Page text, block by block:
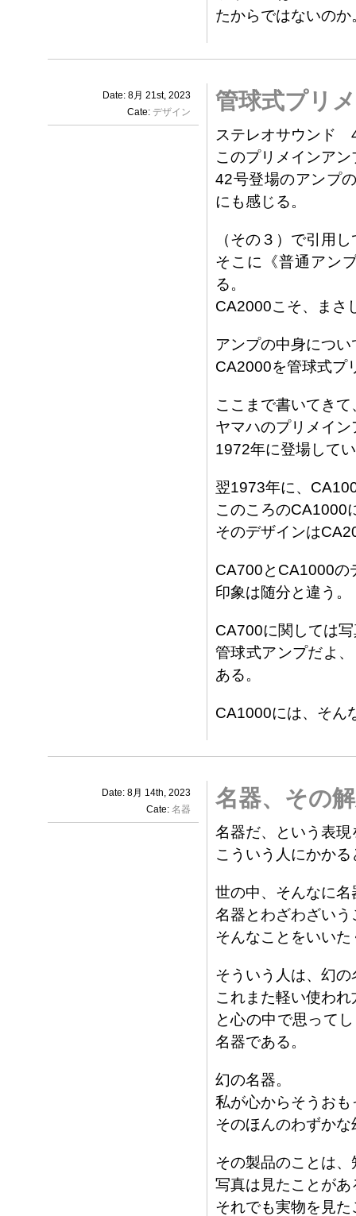
たからではないのか
Date: 8月 21st, 2023
Cate: デザイン 管球式プリ
ステレオサウンド
このプリメインア
42号登場のアンプ
にも感じる。
（その３）で引用
そこに《普通アン
る。
CA2000こそ、まさ
アンプの中身につ
CA2000を管球式プ
ここまで書いてき
ヤマハのプリメイ
1972年に登場して
翌1973年に、
このころのCA1000
そのデザインは
CA700とCA1000の
印象は随分と違う。
CA700に関しては
管球式アンプだよ
ある。
CA1000には、そん
Date: 8月 14th, 2023
Cate: 名器 名器、その
名器だ、という表
こういう人にかか
世の中、そんなに
名器とわざわざい
そんなことをいい
そういう人は、幻
これまた軽い使わ
と心の中で思って
名器である。
幻の名器。
私が心からそうお
そのほんのわずか
その製品のことは
写真は見たことがあ
それでも実物を見